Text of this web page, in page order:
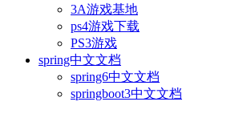
3A游戏基地
ps4游戏下载
PS3游戏
spring中文文档
spring6中文文档
springboot3中文文档